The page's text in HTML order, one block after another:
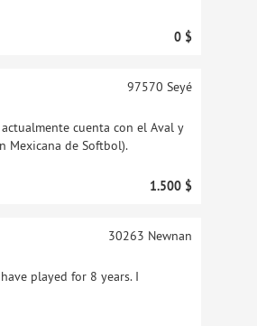
0 $
cuenta con el Aval y
Mexicana de Softbol).
97570 Seyé
1.500 $
played for 8 years. I
30263 Newnan